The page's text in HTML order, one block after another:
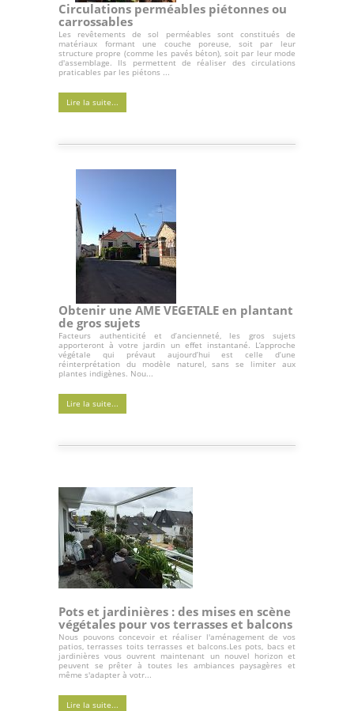
Circulations perméables piétonnes ou
carrossables
Les revêtements de sol perméables sont constitués de
matériaux formant une couche poreuse, soit par leur
structure propre (comme les pavés béton), soit par leur mode
d'assemblage. Ils permettent de réaliser des circulations
praticables par les piétons ...
Lire la suite...
Obtenir une AME VEGETALE en plantant
de gros sujets
Facteurs authenticité et d’ancienneté, les gros sujets
apporteront à votre jardin un effet instantané. L’approche
végétale qui prévaut aujourd’hui est celle d’une
réinterprétation du modèle naturel, sans se limiter aux
plantes indigènes. Nou...
Lire la suite...
Pots et jardinières : des mises en scène
végétales pour vos terrasses et balcons
Nous pouvons concevoir et réaliser l'aménagement de vos
patios, terrasses toits terrasses et balcons.Les pots, bacs et
jardinières vous ouvrent maintenant un nouvel horizon et
peuvent se prêter à toutes les ambiances paysagères et
même s'adapter à votr...
Lire la suite...